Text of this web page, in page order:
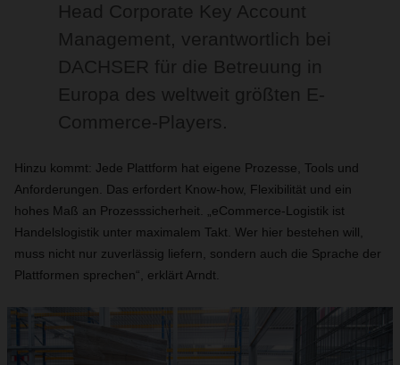
Head Corporate Key Account
Management, verantwortlich bei
DACHSER für die Betreuung in
Europa des weltweit größten E-
Commerce-Players.
Hinzu kommt: Jede Plattform hat eigene Prozesse, Tools und
Anforderungen. Das erfordert Know-how, Flexibilität und ein
hohes Maß an Prozesssicherheit. „eCommerce-Logistik ist
Handelslogistik unter maximalem Takt. Wer hier bestehen will,
muss nicht nur zuverlässig liefern, sondern auch die Sprache der
Plattformen sprechen“, erklärt Arndt.